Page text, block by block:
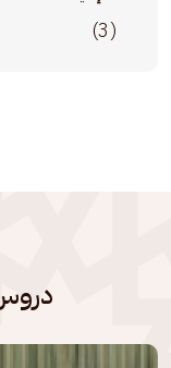
(3)
الصورة